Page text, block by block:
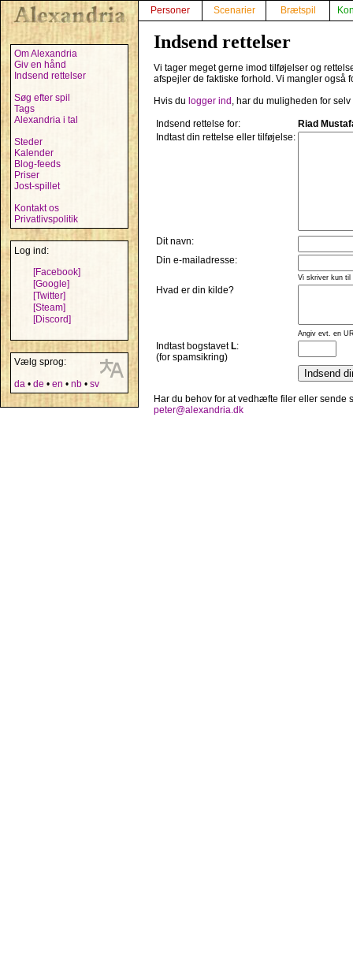
Om Alexandria
Giv en hånd
Indsend rettelser
Søg efter spil
Tags
Alexandria i tal
Steder
Kalender
Blog-feeds
Priser
Jost-spillet
Kontakt os
Privatlivspolitik
Log ind:
[Facebook]
[Google]
[Twitter]
[Steam]
[Discord]
Vælg sprog:
da • de • en • nb • sv
Personer Scenarier Brætspil
Indsend rettelser
Vi tager meget gerne imod tilføjelser og
afspejler de faktiske forhold. Vi mangler også
Hvis du logger ind , har du muligheden for
Indsend rettelse for:
Riad
Indtast din rettelse eller tilføjelse:
Dit navn:
Din e-mailadresse:
Vi skriver kun til
Hvad er din kilde?
Angiv evt. en
Indtast bogstavet L:
(for spamsikring)
Har du behov for at vedhæfte filer eller sende
peter@alexandria.dk